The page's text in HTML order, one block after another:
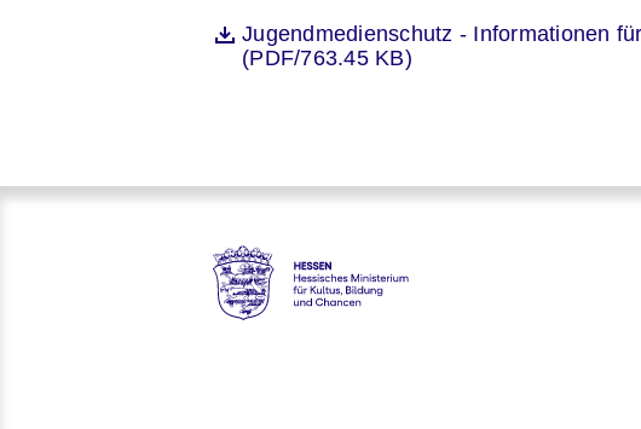
DateiJugendmedienschutz - Informationen
(PDF/763.45 KB)
Öffnet sich in einem neuen Fenster
Hessen - Hessisches Ministerium für